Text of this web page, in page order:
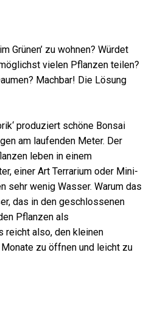
Grünen’ zu wohnen? Würdet
vielen Pflanzen teilen?
Machbar! Die Lösung
produziert schöne Bonsai
am laufenden Meter. Der
leben in einem
einer Art Terrarium oder Mini-
sehr wenig Wasser. Warum das
das in den geschlossenen
Pflanzen als
reicht also, den kleinen
zu öffnen und leicht zu